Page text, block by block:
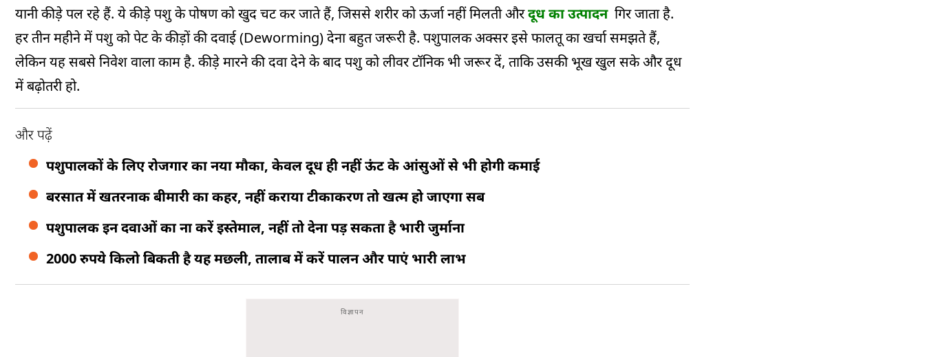
यानी कीड़े पल रहे हैं. ये कीड़े पशु के पोषण को खुद चट कर जाते हैं, जिससे शरीर को ऊर्जा नहीं मिलती औरदूध का उत्पादनगिर जाता है.
हर तीन महीने में पशु को पेट के कीड़ों की दवाई (Deworming) देना बहुत जरूरी है. पशुपालक अक्सर इसे फालतू का खर्चा समझते हैं,
लेकिन यह सबसे निवेश वाला काम है. कीड़े मारने की दवा देने के बाद पशु को लीवर टॉनिक भी जरूर दें, ताकि उसकी भूख खुल सके और दूध
में बढ़ोतरी हो.
और पढ़ें
पशुपालकों के लिए रोजगार का नया मौका, केवल दूध ही नहीं ऊंट के आंसुओं से भी होगी कमाई
बरसात में खतरनाक बीमारी का कहर, नहीं कराया टीकाकरण तो खत्म हो जाएगा सब
पशुपालक इन दवाओं का ना करें इस्तेमाल, नहीं तो देना पड़ सकता है भारी जुर्माना
2000 रुपये किलो बिकती है यह मछली, तालाब में करें पालन और पाएं भारी लाभ